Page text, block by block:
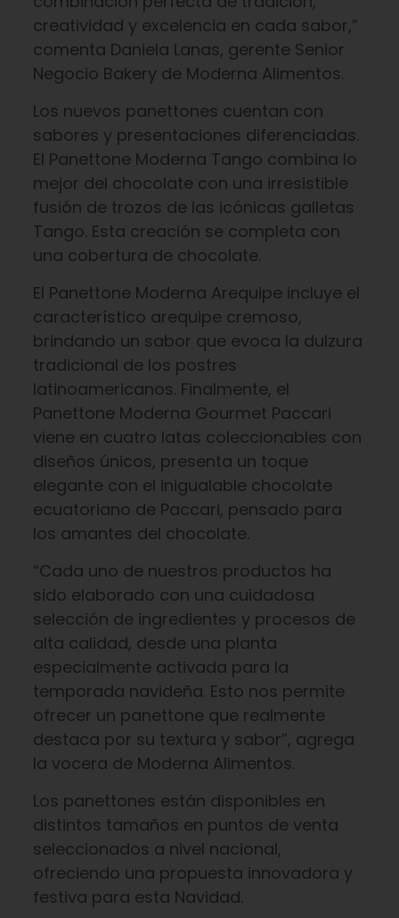
creatividad y excelencia en cada sabor,”
comenta Daniela Lanas, gerente Senior
Negocio Bakery de Moderna Alimentos.
Los nuevos panettones cuentan con
sabores y presentaciones diferenciadas.
El Panettone Moderna Tango combina lo
mejor del chocolate con una irresistible
fusión de trozos de las icónicas galletas
Tango. Esta creación se completa con
una cobertura de chocolate.
El Panettone Moderna Arequipe incluye el
característico arequipe cremoso,
brindando un sabor que evoca la dulzura
tradicional de los postres
latinoamericanos. Finalmente, el
Panettone Moderna Gourmet Paccari
viene en cuatro latas coleccionables con
diseños únicos, presenta un toque
elegante con el inigualable chocolate
ecuatoriano de Paccari, pensado para
los amantes del chocolate.
“Cada uno de nuestros productos ha
sido elaborado con una cuidadosa
selección de ingredientes y procesos de
alta calidad, desde una planta
especialmente activada para la
temporada navideña. Esto nos permite
ofrecer un panettone que realmente
destaca por su textura y sabor”, agrega
la vocera de Moderna Alimentos.
Los panettones están disponibles en
distintos tamaños en puntos de venta
seleccionados a nivel nacional,
ofreciendo una propuesta innovadora y
festiva para esta Navidad.